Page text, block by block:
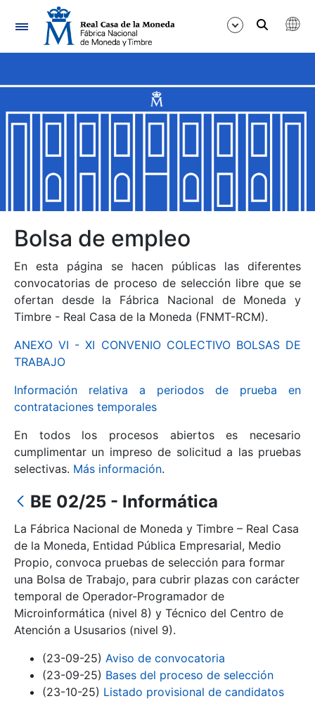
Navegación
Mostrar/Ocultar
Mostrar/Ocultar
Mostrar/Ocultar
Mostrar/Ocultar
Mostrar/Ocultar
Mostrar/Ocultar
Mostrar/Ocultar
Bolsa de empleo
En esta página se hacen públicas las diferentes
convocatorias de proceso de selección libre que se
ofertan desde la Fábrica Nacional de Moneda y
Timbre - Real Casa de la Moneda (FNMT-RCM).
ANEXO VI - XI CONVENIO COLECTIVO BOLSAS DE
TRABAJO
Información relativa a periodos de prueba en
contrataciones temporales
En todos los procesos abiertos es necesario
cumplimentar un impreso de solicitud a las pruebas
selectivas. Más información.
BE 02/25 - Informática
La Fábrica Nacional de Moneda y Timbre – Real Casa
de la Moneda, Entidad Pública Empresarial, Medio
Propio, convoca pruebas de selección para formar
una Bolsa de Trabajo, para cubrir plazas con carácter
temporal de Operador-Programador de
Microinformática (nivel 8) y Técnico del Centro de
Atención a Ususarios (nivel 9).
(23-09-25) Aviso de convocatoria
(23-09-25) Bases del proceso de selección
(23-10-25) Listado provisional de candidatos